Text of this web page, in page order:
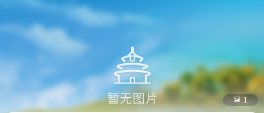
 1